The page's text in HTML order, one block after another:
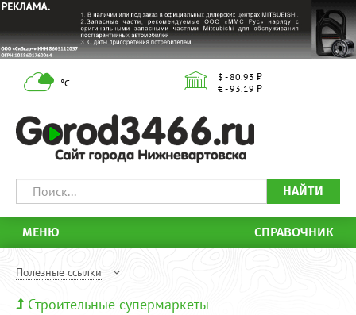
°С
$ - 80.93 ₽
€ - 93.19 ₽
НАЙТИ
МЕНЮ СПРАВОЧНИК
Полезные ссылки
Строительные супермаркеты